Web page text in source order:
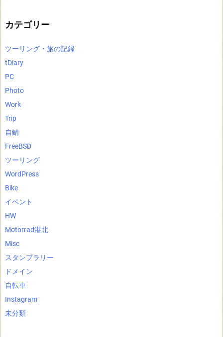
カテゴリー
ツーリング・旅の記録
tDiary
PC
Photo
Work
Trip
自鯖
FreeBSD
ツーリング
WordPress
Bike
イベント
HW
Motorrad港北
Misc
スタンプラリー
ドメイン
自転車
Instagram
未分類